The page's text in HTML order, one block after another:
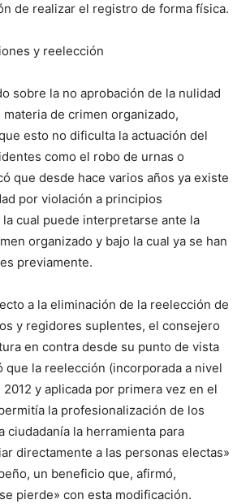
de realizar el registro de forma física.
y reelección
sobre la no aprobación de la nulidad
de crimen organizado,
esto no dificulta la actuación del
como el robo de urnas o
que desde hace varios años ya existe
por violación a principios
cual puede interpretarse ante la
organizado y bajo la cual ya se han
previamente.
a la eliminación de la reelección de
y regidores suplentes, el consejero
en contra desde su punto de vista
que la reelección (incorporada a nivel
y aplicada por primera vez en el
la profesionalización de los
ciudadanía la herramienta para
directamente a las personas electas»
un beneficio que, afirmó,
pierde» con esta modificación.